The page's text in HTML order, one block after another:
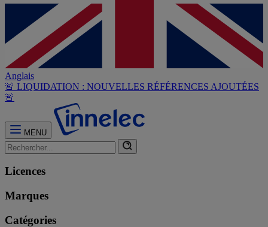
Anglais
🚨 LIQUIDATION : NOUVELLES RÉFÉRENCES AJOUTÉES
🚨
MENU
Licences
Marques
Catégories